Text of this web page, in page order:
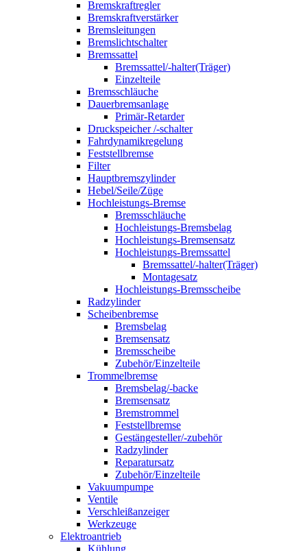
Bremskraftregler
Bremskraftverstärker
Bremsleitungen
Bremslichtschalter
Bremssattel
Bremssattel/-halter(Träger)
Einzelteile
Bremsschläuche
Dauerbremsanlage
Primär-Retarder
Druckspeicher /-schalter
Fahrdynamikregelung
Feststellbremse
Filter
Hauptbremszylinder
Hebel/Seile/Züge
Hochleistungs-Bremse
Bremsschläuche
Hochleistungs-Bremsbelag
Hochleistungs-Bremsensatz
Hochleistungs-Bremssattel
Bremssattel/-halter(Träger)
Montagesatz
Hochleistungs-Bremsscheibe
Radzylinder
Scheibenbremse
Bremsbelag
Bremsensatz
Bremsscheibe
Zubehör/Einzelteile
Trommelbremse
Bremsbelag/-backe
Bremsensatz
Bremstrommel
Feststellbremse
Gestängesteller/-zubehör
Radzylinder
Reparatursatz
Zubehör/Einzelteile
Vakuumpumpe
Ventile
Verschleißanzeiger
Werkzeuge
Elektroantrieb
Kühlung